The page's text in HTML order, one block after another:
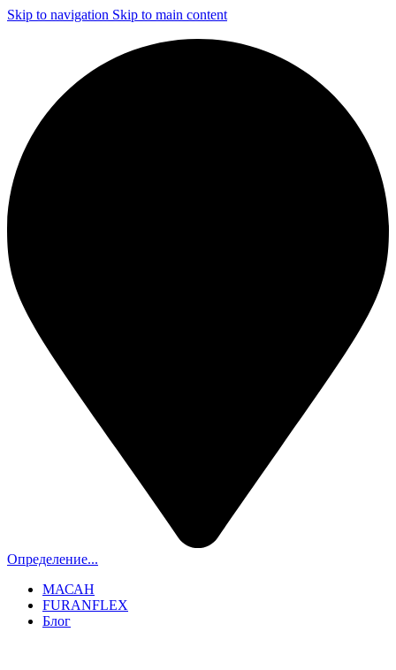
Skip to navigation Skip to main content
Определение...
МАСАН
FURANFLEX
Блог